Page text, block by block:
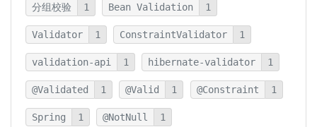
分组校验 1 Bean Validation 1
Validator 1 ConstraintValidator 1
validation-api 1 hibernate-validator 1
@Validated 1 @Valid 1 @Constraint 1
Spring 1 @NotNull 1